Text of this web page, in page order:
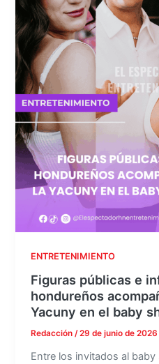
ENTRETENIMIENTO
Figuras públicas e
hondureños
Yacuny en el baby
Redacción/29 de junio de 2026
Entre los invitados al